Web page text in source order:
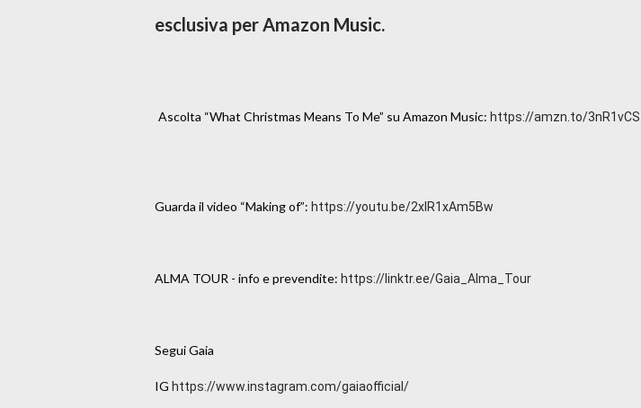
esclusiva per Amazon Music.
Ascolta “What Christmas Means To Me” su Amazon Music: https://amzn.to/3nR1vCS
Guarda il video “Making of”: https://youtu.be/2xIR1xAm5Bw
ALMA TOUR - info e prevendite: https://linktr.ee/Gaia_Alma_Tour
Segui Gaia
IG https://www.instagram.com/gaiaofficial/